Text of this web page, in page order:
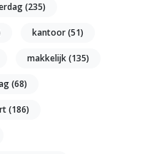
(235)
kantoor(51)
makkelijk(135)
(68)
(186)